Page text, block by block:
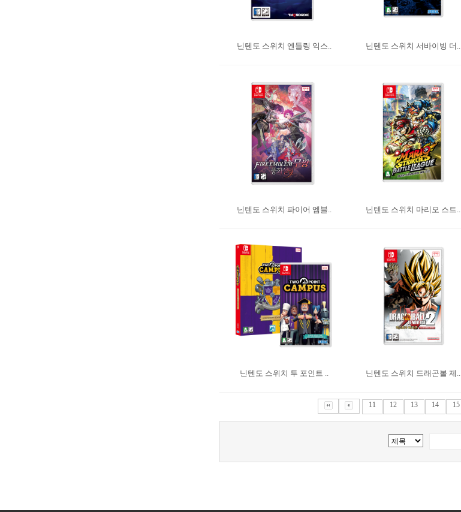
닌텐도 스위치 엔들링 익스.. 닌텐도 스위치 서바이빙 더..
닌텐도 스위치 파이어 엠블.. 닌텐도 스위치 마리오 스트..
닌텐도 스위치 투 포인트 .. 닌텐도 스위치 드래곤볼 제..
11 12 13 14 15